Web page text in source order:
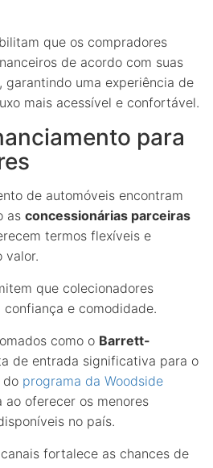
que os compradores
de acordo com suas
garantindo uma experiência de
mais acessível e confortável.
para
de automóveis encontram
as concessionárias parceiras
termos flexíveis e
valor.
que colecionadores
e comodidade.
como o Barrett-
de entrada significativa para o
do programa da Woodside
ao oferecer os menores
no país.
fortalece as chances de